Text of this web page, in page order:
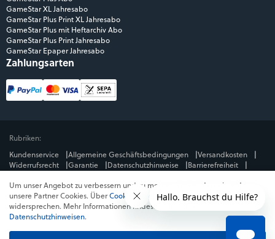
GameStar XL Jahresabo
GameStar Plus Print XL Jahresabo
GameStar Plus mit Heftarchiv Abo
GameStar Plus Print Jahresabo
GameStar Epaper Jahresabo
Zahlungsarten
Rubriken:
Kundenservice
Allgemeine Geschäftsbedingungen
Versandkosten
Widerrufsrecht
Garantie Datenschutzhinweise
Barrierefreiheit
Mediengruppe:
GameStar
GamePro MeinMMO Get Hero
Jeuxvideo.com
© Webedia - alle Rechte vorbehalten
* Alle Preise enthalten die jeweilige Mehrwertsteuer. Gegebenenfalls fallen
Um unser Angebot zu verbessern und zu messen, verwenden wir und
unsere Partner Cookies. ÜberCookies ablehnenkannst du dem
widersprechen. Mehr Informationen findest du in unseren
Datenschutzhinweisen.